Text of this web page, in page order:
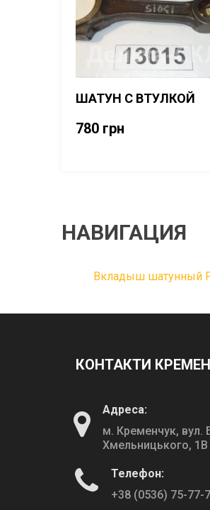
ШАТУН С ВТУЛКОЙ
780 грн
НАВИГАЦИЯ
Вкладыш шатунный
КОНТАКТИ
Адреса:
м. Кременчук, вул.
Хмельницького, 1В
Телефон:
+38 (0536) 75-77-